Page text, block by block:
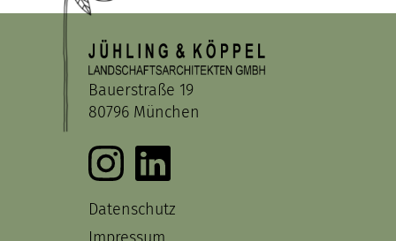
Bauerstraße 19
80796 München
Datenschutz